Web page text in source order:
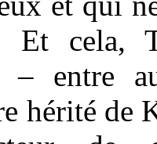
Et cela,
– entre
hérité de